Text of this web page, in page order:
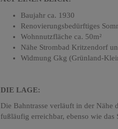
Baujahr ca. 1930
Renovierungsbedürftiges
Wohnnutzfläche ca. 50m²
Nähe Strombad Kritzendorf
Widmung Gkg (Grünland-
DIE LAGE:
Die Bahntrasse verläuft in der
fußläufig erreichbar, ebenso wie